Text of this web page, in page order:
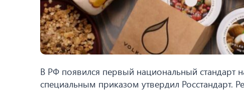
В РФ появился первый национальный стандарт
специальным приказом утвердил Росстандарт.